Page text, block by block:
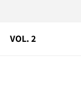
VOL. 2